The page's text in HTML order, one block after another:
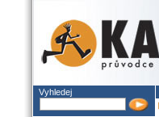
Vyhledej